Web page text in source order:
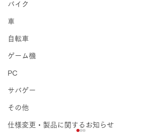
バイク
車
自転車
ゲーム機
PC
サバゲー
その他
仕様変更・製品に関するお知らせ